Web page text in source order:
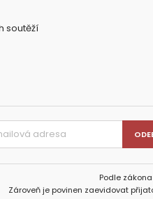
soutěží
Podle
Zároveň je povinen zaevidovat